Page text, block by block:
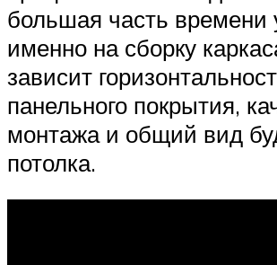
большая часть времени
именно на сборку
зависит
панельного покрытия,
монтажа и общий вид
потолка.